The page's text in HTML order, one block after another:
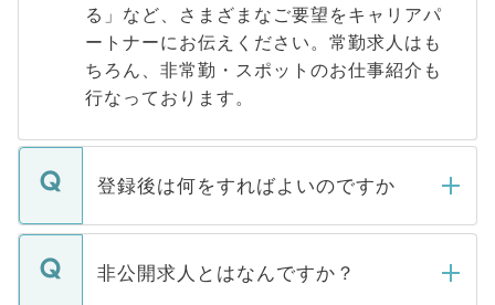
る」など、さまざまなご要望をキャリアパ
ートナーにお伝えください。常勤求人はも
ちろん、非常勤・スポットのお仕事紹介も
行なっております。
登録後は何をすればよいのですか
ご登録いただきましたら、弊社担当者がご
登録内容を確認し、その後メールもしくは
非公開求人とはなんですか？